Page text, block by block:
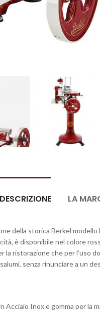
DESCRIZIONE LA
della storica Berkel
è disponibile nel colore
ristorazione che per
senza rinunciare a un
Inox e gomma per la